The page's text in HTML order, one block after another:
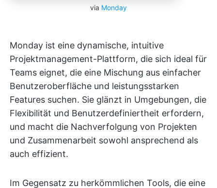
via Monday
Monday ist eine dynamische, intuitive
Projektmanagement-Plattform, die sich ideal für
Teams eignet, die eine Mischung aus einfacher
Benutzeroberfläche und leistungsstarken
Features suchen. Sie glänzt in Umgebungen, die
Flexibilität und Benutzerdefiniertheit erfordern,
und macht die Nachverfolgung von Projekten
und Zusammenarbeit sowohl ansprechend als
auch effizient.
Im Gegensatz zu herkömmlichen Tools, die eine